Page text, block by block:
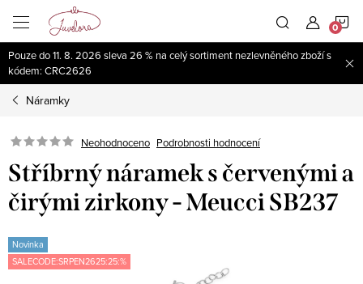
obsah
Pouze do 11. 8. 2026 sleva 26 % na celý sortiment nezlevněného zboží s
kódem: CRC2626
Náramky
Neohodnoceno Podrobnosti hodnocení
Stříbrný náramek s červenými a
čirými zirkony - Meucci SB237
Novinka
SALECODE:SRPEN2625:25:%